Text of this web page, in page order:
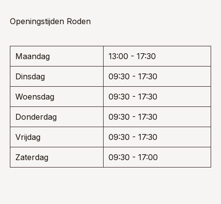
Openingstijden Roden
Maandag 13:00 - 17:30
Dinsdag 09:30 - 17:30
Woensdag 09:30 - 17:30
Donderdag 09:30 - 17:30
Vrijdag 09:30 - 17:30
Zaterdag 09:30 - 17:00